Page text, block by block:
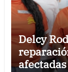
Delcy